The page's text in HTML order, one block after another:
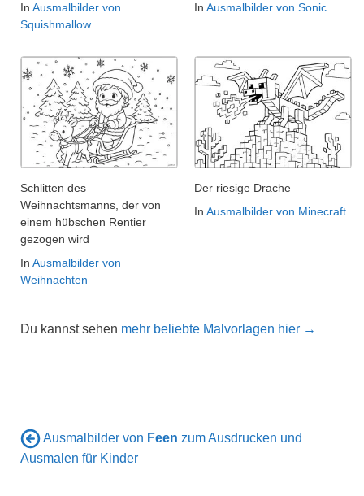
In Ausmalbilder von
Squishmallow
In Ausmalbilder von Sonic
Schlitten des
Weihnachtsmanns, der von
einem hübschen Rentier
gezogen wird
In Ausmalbilder von
Weihnachten
Der riesige Drache
In Ausmalbilder von Minecraft
Du kannst sehen mehr beliebte Malvorlagen hier →
Ausmalbilder von Feen zum Ausdrucken und
Ausmalen für Kinder